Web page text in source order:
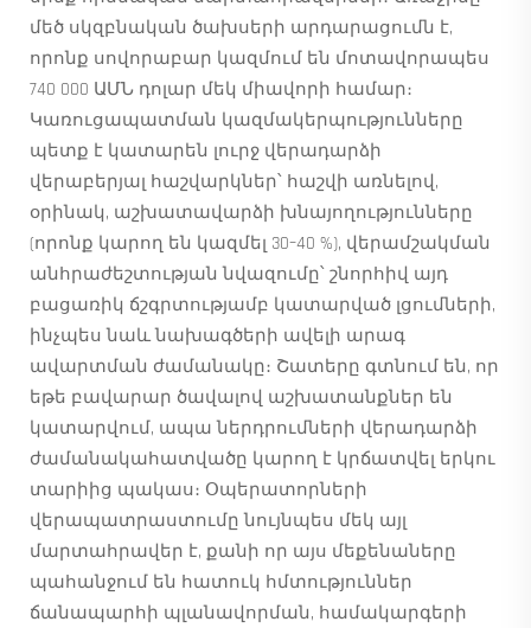
մեծ սկզբնական ծախսերի արդարացումն է,
որոնք սովորաբար կազմում են մոտավորապես
740 000 ԱՄՆ դոլար մեկ միավորի համար։
Կառուցապատման կազմակերպությունները
պետք է կատարեն լուրջ վերադարձի
վերաբերյալ հաշվարկներ՝ հաշվի առնելով,
օրինակ, աշխատավարձի խնայողությունները
(որոնք կարող են կազմել 30–40 %), վերամշակման
անհրաժեշտության նվազումը՝ շնորհիվ այդ
բացառիկ ճշգրտությամբ կատարված լցումների,
ինչպես նաև նախագծերի ավելի արագ
ավարտման ժամանակը։ Շատերը գտնում են, որ
եթե բավարար ծավալով աշխատանքներ են
կատարվում, ապա ներդրումների վերադարձի
ժամանակահատվածը կարող է կրճատվել երկու
տարիից պակաս։ Օպերատորների
վերապատրաստումը նույնպես մեկ այլ
մարտահրավեր է, քանի որ այս մեքենաները
պահանջում են հատուկ հմտություններ
ճանապարհի պլանավորման, համակարգերի